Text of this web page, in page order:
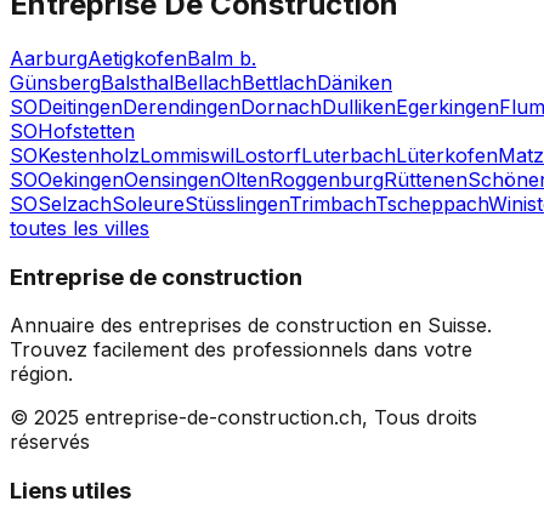
AarburgAetigkofenBalm b.
GünsbergBalsthalBellachBettlachDäniken
SODeitingenDerendingenDornachDullikenEgerkingen
SOHofstetten
SOKestenholzLommiswilLostorfLuterbachLüterkofen
SOOekingenOensingenOltenRoggenburgRüttenen
SOSelzachSoleureStüsslingenTrimbachTscheppach
toutes les villes
Entreprise de construction
Annuaire des entreprises de construction en Suisse.
Trouvez facilement des professionnels dans votre
région.
© 2025 entreprise-de-construction.ch, Tous droits
réservés
Liens utiles